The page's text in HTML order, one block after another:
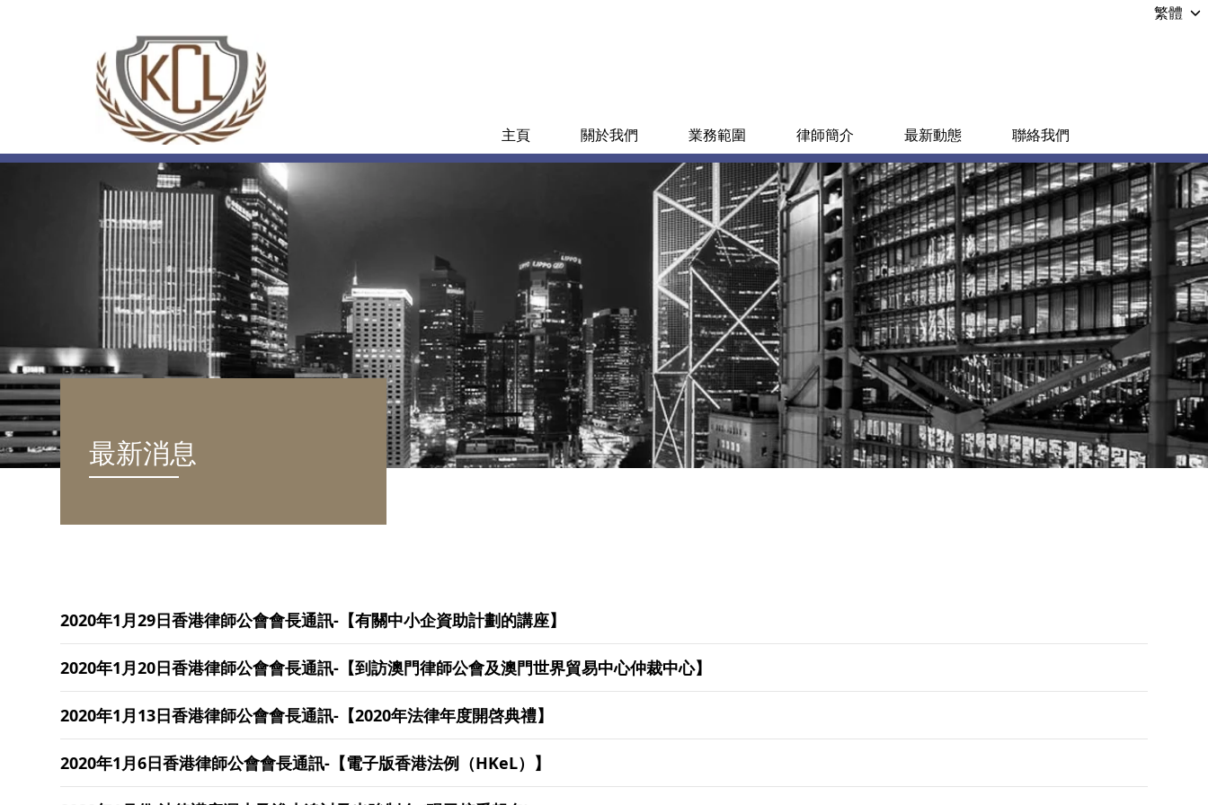
繁體
主頁 關於我們 業務範圍 律師簡介 最新動態 聯絡我們
最新消息
2020年1月29日香港律師公會會長通訊-【有關中小企資助計劃的講座】
2020年1月20日香港律師公會會長通訊-【到訪澳門律師公會及澳門世界貿易中心仲裁中心】
2020年1月13日香港律師公會會長通訊-【2020年法律年度開啓典禮】
2020年1月6日香港律師公會會長通訊-【電子版香港法例（HKeL）】